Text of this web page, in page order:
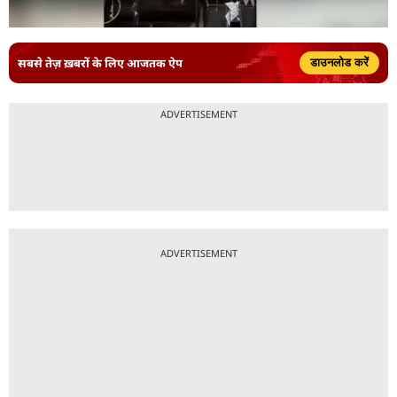
सबसे तेज़ ख़बरों के लिए आजतक ऐप डाउनलोड करें
ADVERTISEMENT
ADVERTISEMENT